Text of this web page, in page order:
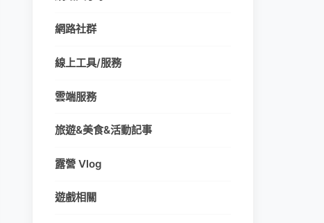
網路社群
線上工具/服務
雲端服務
旅遊&美食&活動記事
露營 Vlog
遊戲相關